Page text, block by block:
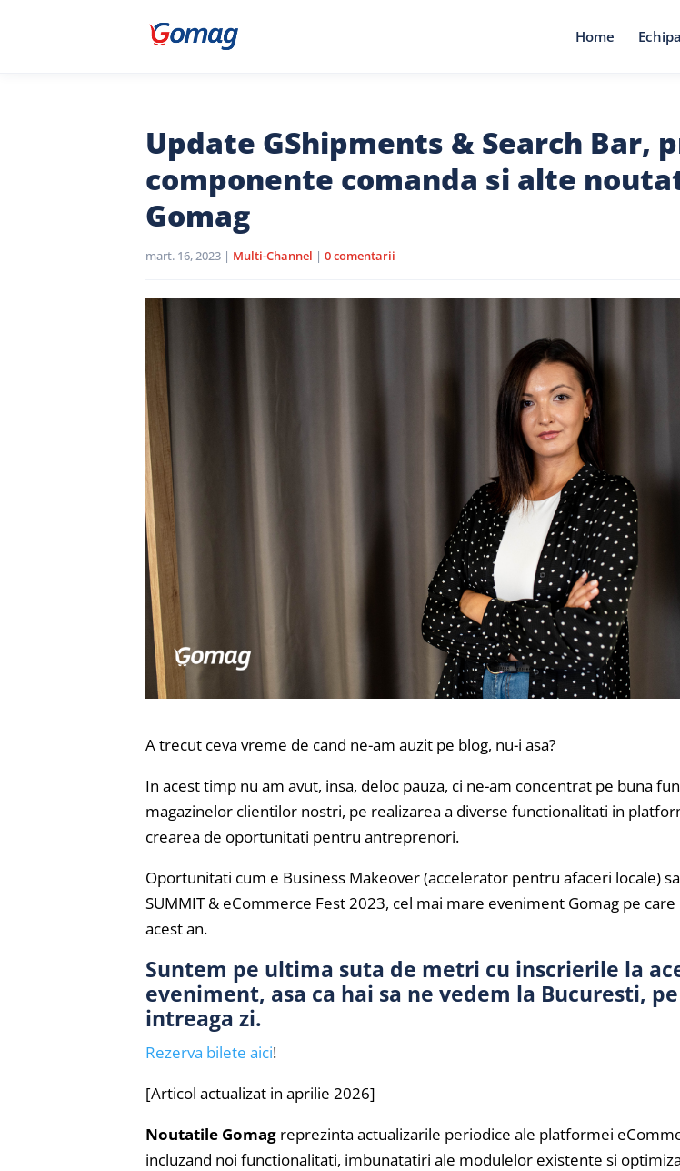
Home Echipa
Update GShipments & Search Bar,
componente comanda si alte
Gomag
mart. 16, 2023 | Multi-Channel | 0 comentarii
A trecut ceva vreme de cand ne-am auzit pe blog, nu-i asa?
In acest timp nu am avut, insa, deloc pauza, ci ne-am concentrat pe buna
magazinelor clientilor nostri, pe realizarea a diverse functionalitati in
crearea de oportunitati pentru antreprenori.
Oportunitati cum e Business Makeover (accelerator pentru afaceri locale)
SUMMIT & eCommerce Fest 2023, cel mai mare eveniment Gomag pe
acest an.
Suntem pe ultima suta de metri cu inscrierile la
eveniment, asa ca hai sa ne vedem la Bucuresti,
intreaga zi.
Rezerva bilete aici!
[Articol actualizat in aprilie 2026]
Noutatile Gomag reprezinta actualizarile periodice ale platformei
incluzand noi functionalitati, imbunatatiri ale modulelor existente si